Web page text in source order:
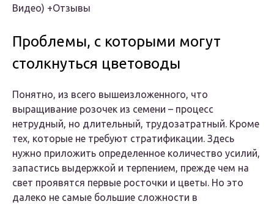
Видео) +Отзывы
Проблемы, с которыми могут
столкнуться цветоводы
Понятно, из всего вышеизложенного, что
выращивание розочек из семени – процесс
нетрудный, но длительный, трудозатратный. Кроме
тех, которые не требуют стратификации. Здесь
нужно приложить определенное количество усилий,
запастись выдержкой и терпением, прежде чем на
свет проявятся первые росточки и цветы. Но это
далеко не самые большие сложности в